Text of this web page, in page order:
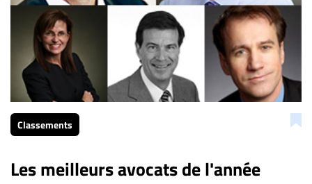
Classements
Les meilleurs avocats de l'année